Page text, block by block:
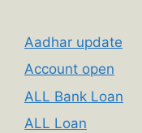
Aadhar update
Account open
ALL Bank Loan
ALL Loan